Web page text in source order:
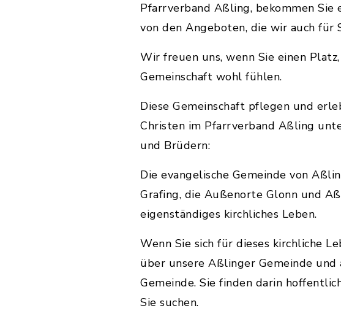
Pfarrverband Aßling, bekommen Sie
von den Angeboten, die wir auch
Wir freuen uns, wenn Sie einen
Gemeinschaft wohl fühlen.
Diese Gemeinschaft pflegen und
Christen im Pfarrverband Aßling
und Brüdern:
Die evangelische Gemeinde von
Grafing, die Außenorte Glonn und
eigenständiges kirchliches Leben.
Wenn Sie sich für dieses kirchliche
über unsere Aßlinger Gemeinde
Gemeinde. Sie finden darin
Sie suchen.